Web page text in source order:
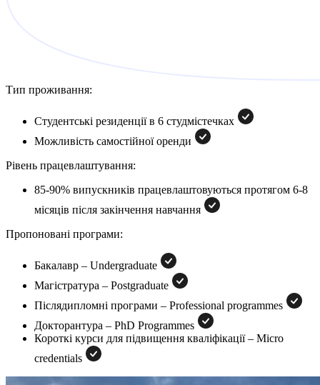
Тип проживання:
Студентські резиденції в 6 студмістечках
Можливість самостійної оренди
Рівень працевлаштування:
85-90% випускників працевлаштовуються протягом 6-8
місяців після закінчення навчання
Пропоновані програми:
Бакалавр – Undergraduate
Магістратура – Postgraduate
Післядипломні програми – Professional programmes
Докторантура – PhD Programmes
Короткі курси для підвищення кваліфікації – Micro
credentials